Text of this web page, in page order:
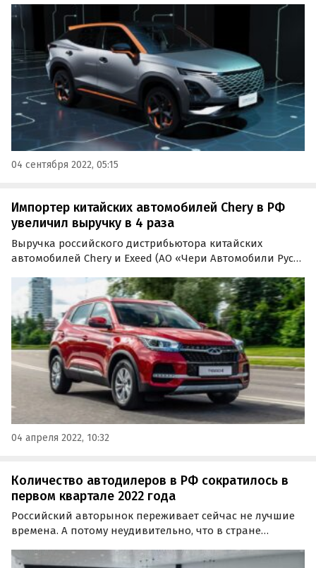
интересных новинок.
04 сентября 2022, 05:15
Импортер китайских автомобилей Chery в РФ
увеличил выручку в 4 раза
Выручка российского дистрибьютора китайских
автомобилей Chery и Exeed (АО «Чери Автомобили Рус»)
млрд рублей. Об этом сообщает «Интерфакс» со
ссылкой на финансовую отчетность компании.
04 апреля 2022, 10:32
Количество автодилеров в РФ сократилось в
первом квартале 2022 года
Российский авторынок переживает сейчас не лучшие
времена. А потому неудивительно, что в стране
«Автоновости дня» со ссылкой на данные «Автостата».